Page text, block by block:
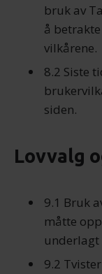
bruk av
å
vilkårene.
8.2 Siste
siden.
Lovvalg
9.1 Bruk
måtte
underlagt
9.2